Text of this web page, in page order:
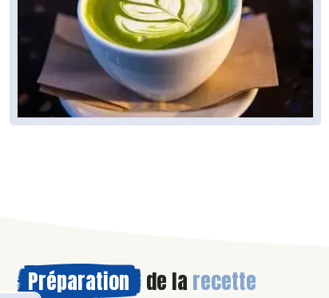
Préparation de la recette